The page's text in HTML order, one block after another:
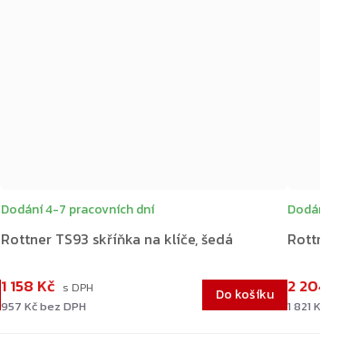
Rottner TS93 skříňka na klíče, šedá
Dodání 4-7 pracovních dní
957 Kč bez DPH
1 158 Kč Do košíku
Dodání
1 821 Kč
2 204